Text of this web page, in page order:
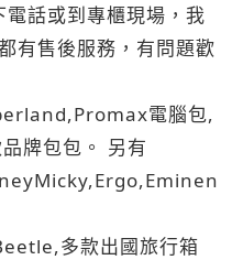
話或到專櫃現場，我
有售後服務，有問題歡
電腦包,
牌包包。 另有
多款出國旅行箱